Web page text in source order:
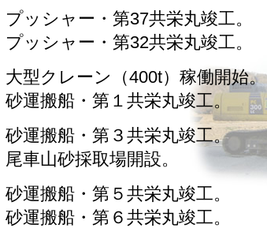
プッシャー・第37共栄丸竣工。
プッシャー・第32共栄丸竣工。
大型クレーン（400t）稼働開始。
砂運搬船・第１共栄丸竣工。
砂運搬船・第３共栄丸竣工。
尾車山砂採取場開設。
砂運搬船・第５共栄丸竣工。
砂運搬船・第６共栄丸竣工。